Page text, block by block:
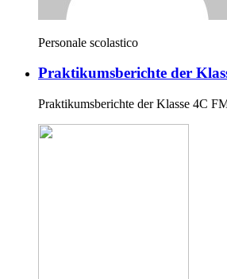
Personale scolastico
Praktikumsberichte der
Praktikumsberichte der Klasse 4C